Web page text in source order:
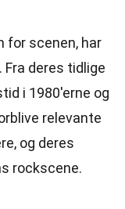
for scenen, har
deres tidlige
i 1980'erne og
relevante
og deres
rockscene.